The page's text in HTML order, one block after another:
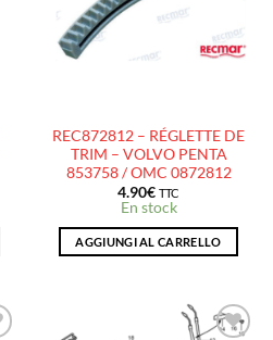
D’ENVIES
REC872812 – RÉGLETTE DE
TRIM – VOLVO PENTA
853758 / OMC 0872812
4.90€ TTC
En stock
AGGIUNGI AL CARRELLO